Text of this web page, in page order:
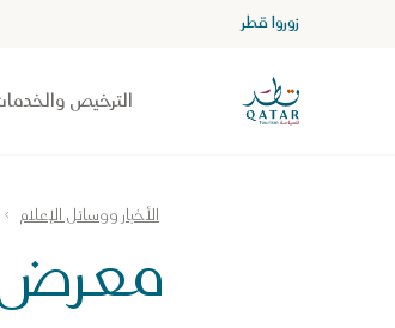
الصفحة الرئيسية لموقع VisitQatar
زوروا قطر
الترخيص
الأخبار ووسائل الإعلام